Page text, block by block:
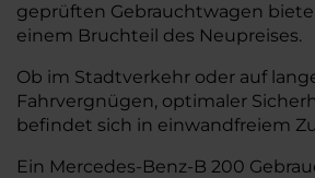
geprüften Gebrauchtwagen
einem Bruchteil des Neupreises.
Ob im Stadtverkehr oder auf
Fahrvergnügen, optimaler
befindet sich in einwandfreiem
Ein Mercedes-Benz-B 200